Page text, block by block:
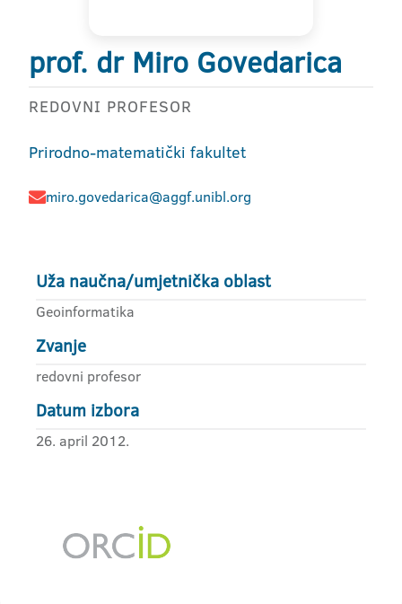
prof. dr Miro Govedarica
REDOVNI PROFESOR
Prirodno-matematički fakultet
miro.govedarica@aggf.unibl.org
Uža naučna/umjetnička oblast
Geoinformatika
Zvanje
redovni profesor
Datum izbora
26. april 2012.